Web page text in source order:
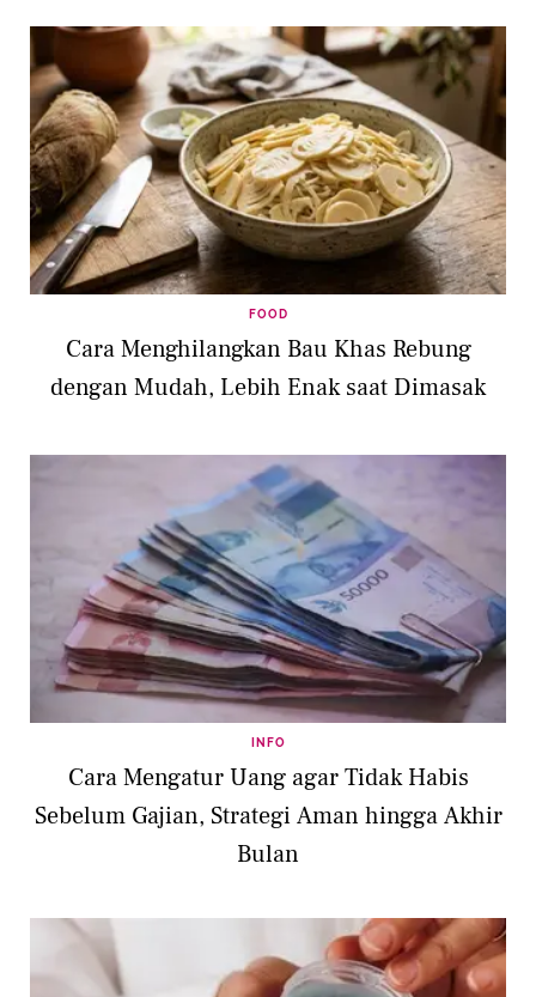
FOOD
Cara Menghilangkan Bau Khas Rebung
dengan Mudah, Lebih Enak saat Dimasak
INFO
Cara Mengatur Uang agar Tidak Habis
Sebelum Gajian, Strategi Aman hingga Akhir
Bulan